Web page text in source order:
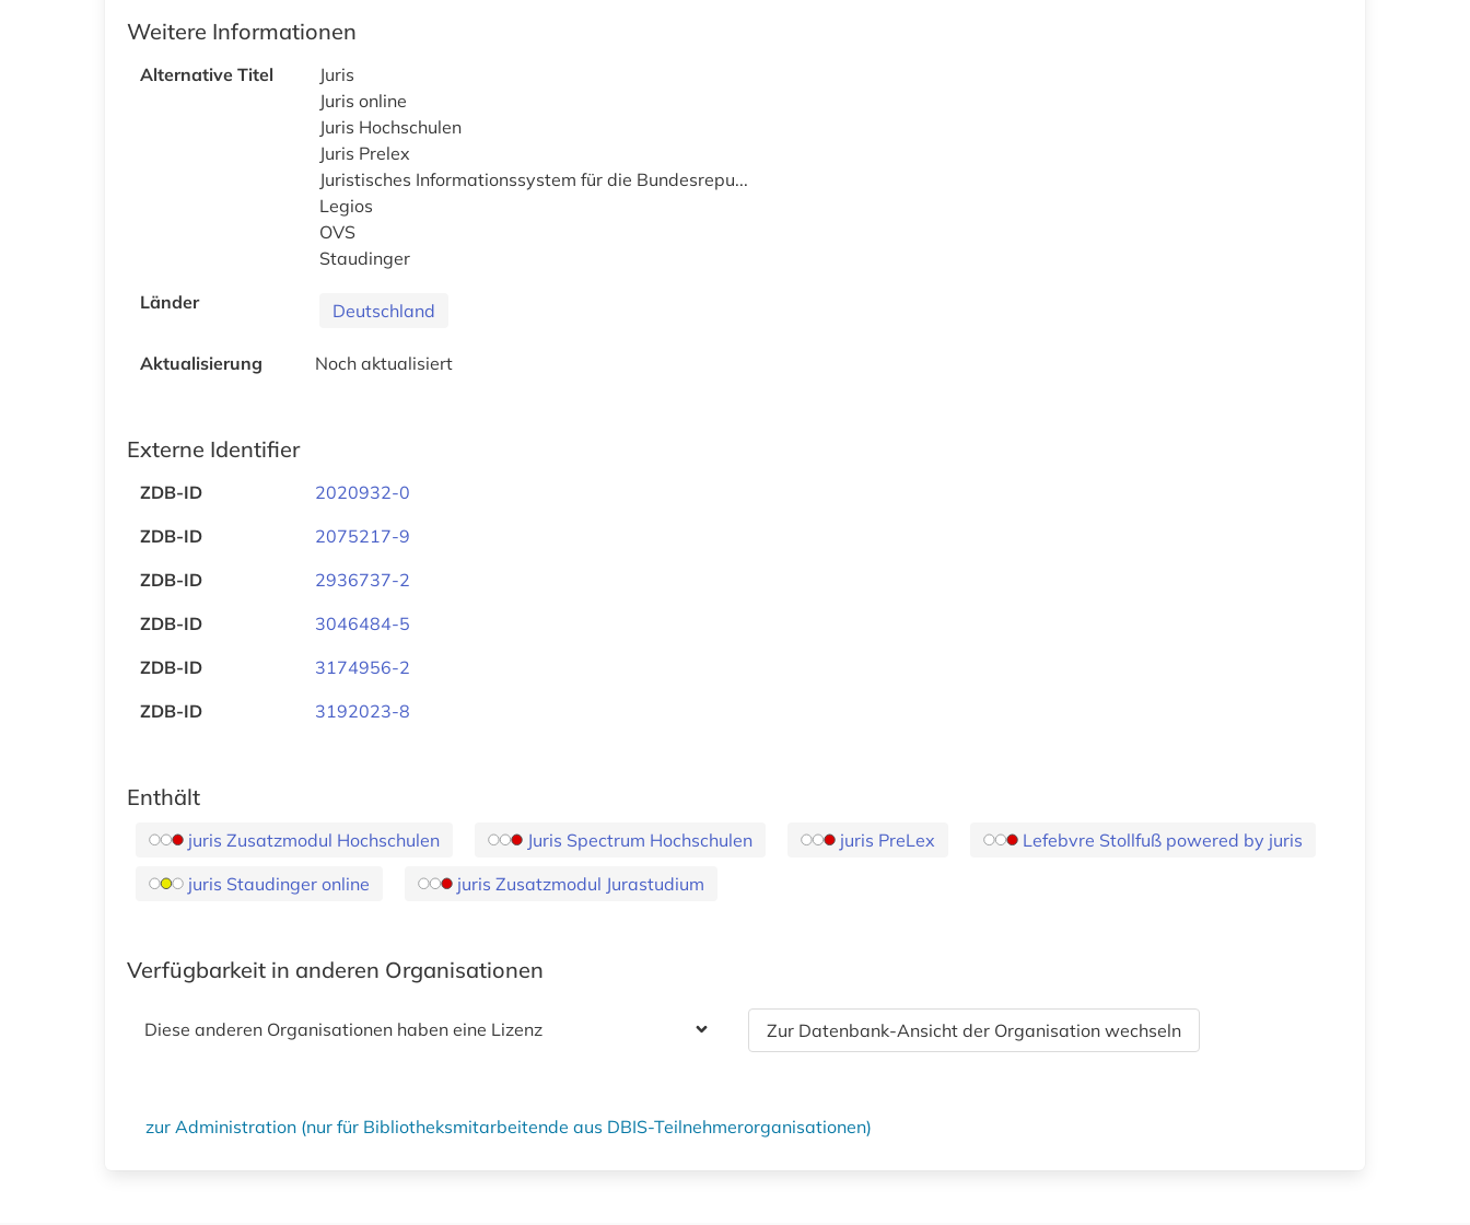
Weitere Informationen
Alternative Titel
Juris
Juris online
Juris Hochschulen
Juris Prelex
Juristisches Informationssystem für die Bundesrepu...
Legios
OVS
Staudinger
Länder
Deutschland
Aktualisierung Noch aktualisiert
Externe Identifier
ZDB-ID
2020932-0
ZDB-ID
2075217-9
ZDB-ID
2936737-2
ZDB-ID
3046484-5
ZDB-ID
3174956-2
ZDB-ID
3192023-8
Enthält
juris Zusatzmodul Hochschulen Juris Spectrum Hochschulen juris PreLex
Lefebvre Stollfuß powered by juris
juris Staudinger online
juris Zusatzmodul Jurastudium
Verfügbarkeit in anderen Organisationen
Diese anderen Organisationen haben eine Lizenz Zur Datenbank-Ansicht der Organisation wechseln
zur Administration (nur für Bibliotheksmitarbeitende aus DBIS-Teilnehmerorganisationen)